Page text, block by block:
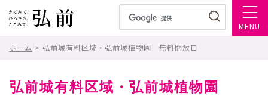
MENU
ホーム > 弘前城有料区域・弘前城植物園 無料開放日
弘前城有料区域・弘前城植物園